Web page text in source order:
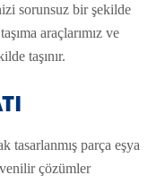
sorunsuz bir şekilde
araçlarımız ve
taşınır.
tasarlanmış parça eşya
çözümler